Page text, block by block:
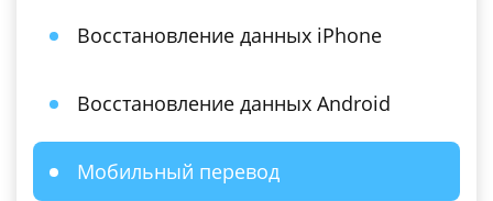
Восстановление данных iPhone
Восстановление данных Android
Мобильный перевод